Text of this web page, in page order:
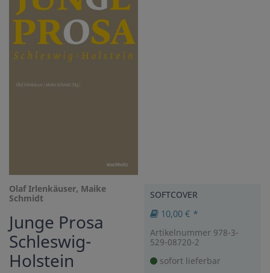
Olaf Irlenkäuser, Maike
Schmidt
Junge Prosa
Schleswig-
Holstein
SOFTCOVER
10,00 € *
Artikelnummer 978-3-
529-08720-2
sofort lieferbar